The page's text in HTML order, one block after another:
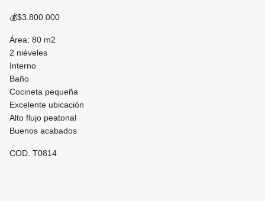
💰$3.800.000
Área: 80 m2
2 niéveles
Interno
Baño
Cocineta pequeña
Excelente ubicación
Alto flujo peatonal
Buenos acabados
COD. T0814